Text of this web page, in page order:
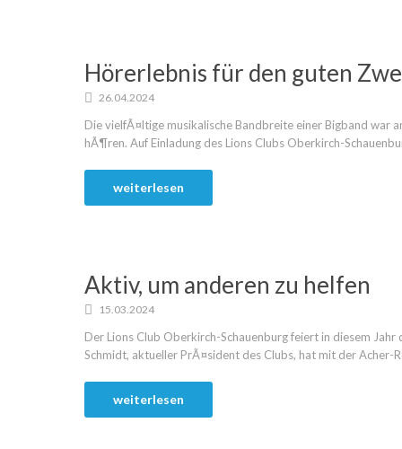
Hörerlebnis für den guten
26.04.2024
Die vielfÃ¤ltige musikalische Bandbreite einer Bigband war
hÃ¶ren. Auf Einladung des Lions Clubs Oberkirch-
weiterlesen
Aktiv, um anderen zu helfen
15.03.2024
Der Lions Club Oberkirch-Schauenburg feiert in diesem
Schmidt, aktueller PrÃ¤sident des Clubs, hat mit der Acher-
weiterlesen